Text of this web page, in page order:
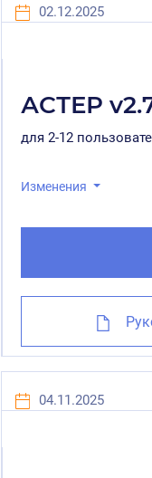
02.12.2025
АСТЕР
для 2-12
Изменения
04.11.2025